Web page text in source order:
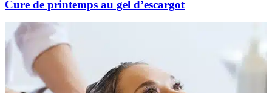
Cure de printemps au gel d’escargot